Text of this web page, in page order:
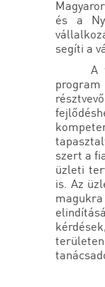
és a
segíti a
A
szert a
üzleti
is. Az